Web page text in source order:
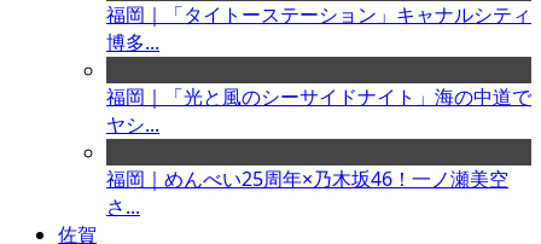
福岡｜「タイトーステーション」キャナルシティ
博多...
福岡｜「光と風のシーサイドナイト」海の中道で
ヤシ...
福岡｜めんべい25周年×乃木坂46！一ノ瀬美空
さ...
佐賀